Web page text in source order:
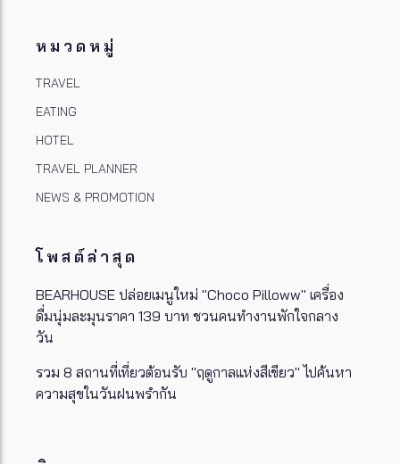
หมวดหมู่
TRAVEL
EATING
HOTEL
TRAVEL PLANNER
NEWS & PROMOTION
โพสต์ล่าสุด
BEARHOUSE ปล่อยเมนูใหม่ "Choco Pilloww" เครื่อง
ดื่มนุ่มละมุนราคา 139 บาท ชวนคนทำงานพักใจกลาง
วัน
รวม 8 สถานที่เที่ยวต้อนรับ "ฤดูกาลแห่งสีเขียว" ไปค้นหา
ความสุขในวันฝนพรำกัน